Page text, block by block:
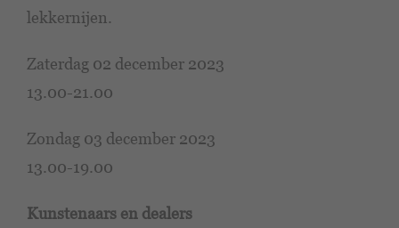
lekkernijen.
Zaterdag 02 december 2023
13.00-21.00
Zondag 03 december 2023
13.00-19.00
Kunstenaars en dealers